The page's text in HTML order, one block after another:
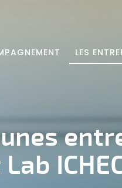
LES